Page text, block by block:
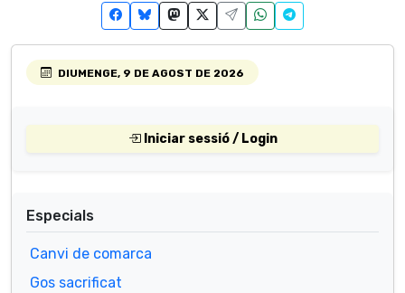
DIUMENGE, 9 DE AGOST DE 2026
Iniciar sessió / Login
Especials
Canvi de comarca
Gos sacrificat